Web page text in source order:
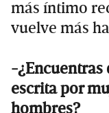
más íntimo
vuelve más
-¿Encuentras
escrita por
hombres?